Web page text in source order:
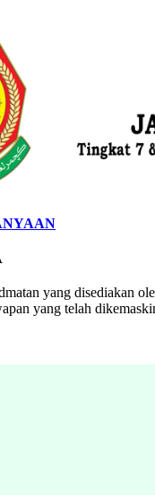
yang disediakan
yang telah